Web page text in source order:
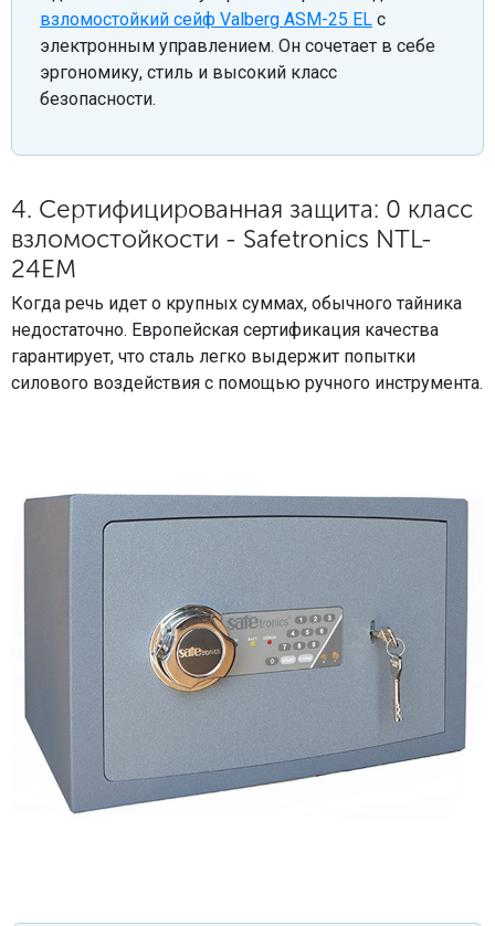
взломостойкий сейф Valberg ASM-25 EL с
электронным управлением. Он сочетает в себе
эргономику, стиль и высокий класс
безопасности.
4. Сертифицированная защита: 0 класс
взломостойкости - Safetronics NTL-
24EM
Когда речь идет о крупных суммах, обычного тайника
недостаточно. Европейская сертификация качества
гарантирует, что сталь легко выдержит попытки
силового воздействия с помощью ручного инструмента.